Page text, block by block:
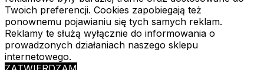
Twoich preferencji. Cookies zapobiegają też
ponownemu pojawianiu się tych samych reklam.
Reklamy te służą wyłącznie do informowania o
prowadzonych działaniach naszego sklepu
internetowego.